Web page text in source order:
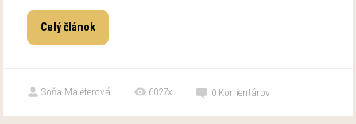
Celý článok
Soňa Maléterová 6027x 0 Komentárov